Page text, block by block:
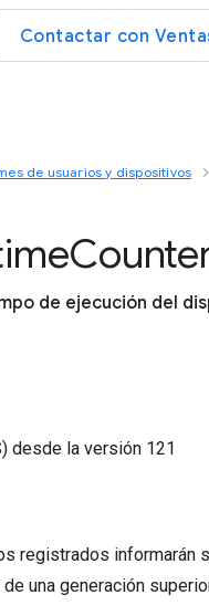
Contactar con
de usuarios y dispositivos
de ejecución del
desde la versión 121
registrados informarán
una generación